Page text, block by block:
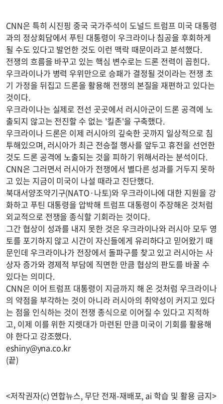
CNN은 특히 시진핑 중국 국가주석이 도널드 트럼프 미국 대통령
과의 정상회담에서 푸틴 대통령이 우크라이나 침공을 후회하게
될 수도 있다고 발언한 것도 이런 맥락 때문이라고 분석했다.
전쟁의 흐름을 바꾸고 있는 핵심 변수로는 드론 전력이 꼽힌다.
우크라이나가 병력 우위만으로 승패가 결정될 것이라는 전쟁 초
기 가정을 뒤집고 드론을 활용해 전쟁의 본질을 재편하고 있다는
것이다.
우크라이나는 실제로 전선 곳곳에서 러시아군이 드론 공격에 노
출되지 않고는 전진할 수 없는 '킬존'을 구축했다.
우크라이나 드론은 이제 러시아의 깊숙한 곳까지 일상적으로 침
투해있으며, 러시아가 최근 전승절 행사를 앞두고 휴전을 선언한
것도 드론 공격에 노출되는 것을 피하기 위해서라는 분석이다.
CNN은 그러면서 러시아가 전쟁에서 별다른 성과를 거두지 못하
고 있는 지금이 미국이 나설 때라고 진단했다.
북대서양조약기구(NATO·나토)와 우크라이나에 대한 지원을 강
화하고 푸틴 대통령을 압박해 트럼프 대통령이 주장해온 것처럼
외교적으로 전쟁을 종식할 기회라는 것이다.
그간 협상이 성과를 내지 못한 것은 우크라이나와 러시아 모두 영
토를 포기하지 않고 시간이 자신들에게 유리하다고 믿어왔기 때
문인데 우크라이나가 전장에서 돌파구를 찾고 있고 러시아는 사
상자 증가와 경제적 부담에 직면한 만큼 협상의 판도를 바꿀 수
있다는 의미다.
CNN은 이어 트럼프 대통령이 지금까지 해 온 것처럼 우크라이나
의 약점을 부각하는 것이 아니라 러시아의 취약성이 커지고 있다
는 점을 인식하는 것이 전쟁 종식으로 이어질 수 있다고 지적하
고, 이제 이를 위한 지렛대가 마련된 만큼 미국이 기회를 활용해
야 한다고 강조했다.
eshiny@yna.co.kr
(끝)
<저작권자(c) 연합뉴스, 무단 전재-재배포, ai 학습 및 활용 금지>